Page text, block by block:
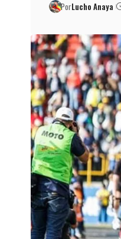
PorLucho Anaya